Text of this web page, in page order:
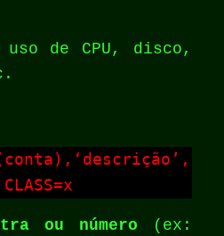
de CPU, disco,
(conta),‘descrição’,
ou número (ex: